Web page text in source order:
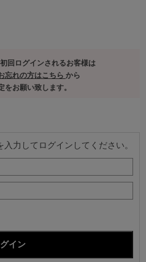
回ログインされるお客様は
忘れの方はこちら から
をお願い致します。
力してログインしてください。